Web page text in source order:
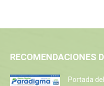
RECOMENDACIONES
Portada